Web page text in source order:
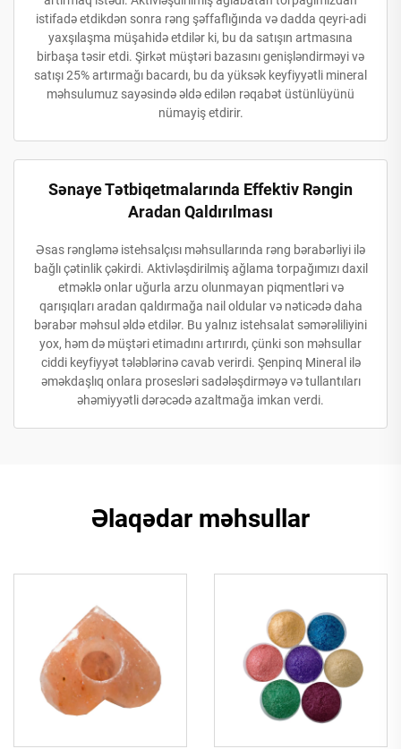
istifadə etdikdən sonra rəng şəffaflığında və dadda qeyri-adi
yaxşılaşma müşahidə etdilər ki, bu da satışın artmasına
birbaşa təsir etdi. Şirkət müştəri bazasını genişləndirməyi və
satışı 25% artırmağı bacardı, bu da yüksək keyfiyyətli mineral
məhsulumuz sayəsində əldə edilən rəqabət üstünlüyünü
nümayiş etdirir.
Sənaye Tətbiqetmalarında Effektiv Rəngin
Aradan Qaldırılması
Əsas rəngləmə istehsalçısı məhsullarında rəng bərabərliyi ilə
bağlı çətinlik çəkirdi. Aktivləşdirilmiş ağlama torpağımızı daxil
etməklə onlar uğurla arzu olunmayan piqmentləri və
qarışıqları aradan qaldırmağa nail oldular və nəticədə daha
bərabər məhsul əldə etdilər. Bu yalnız istehsalat səmərəliliyini
yox, həm də müştəri etimadını artırırdı, çünki son məhsullar
ciddi keyfiyyət tələblərinə cavab verirdi. Şenpinq Mineral ilə
əməkdaşlıq onlara prosesləri sadələşdirməyə və tullantıları
əhəmiyyətli dərəcədə azaltmağa imkan verdi.
Əlaqədar məhsullar